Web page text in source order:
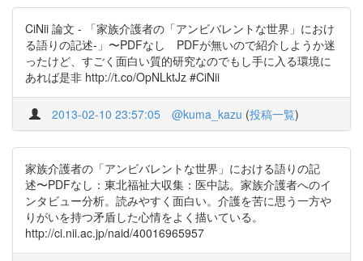
CiNii 論文 - 「家族介護者の「アンビバレントな世界」におけ
る語りの記述-」〜PDFなし PDFが無いので紹介しようか迷
ったけど、すごく面白い質的研究なのでもし手に入る環境に
あれば是非 http://t.co/OpNLktJz #CiNii
2013-02-10 23:57:05 @kuma_kazu (投稿一覧)
家族介護者の「アンビバレントな世界」における語りの記
述〜PDFなし：東北福祉大収集：医中誌。家族介護者へのイ
ンタビュー分析。読みやすく面白い。介護を苦に思う一方や
りがいを持つ矛盾した心情をよく描いている。
http://ci.nii.ac.jp/naid/40016965957